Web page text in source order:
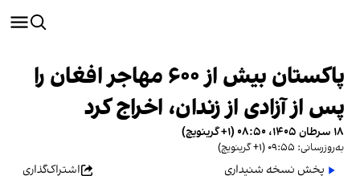
پاکستان بیش از ۶۰۰ مهاجر افغان را
پس از آزادی از زندان، اخراج کرد
۱۸ سرطان ۱۴۰۵، ۰۸:۵۰ (‎+۱ گرینویچ)
به‌روزرسانی: ۰۹:۵۵ (‎+۱ گرینویچ)
پخش نسخه شنیداری اشتراک‌گذاری